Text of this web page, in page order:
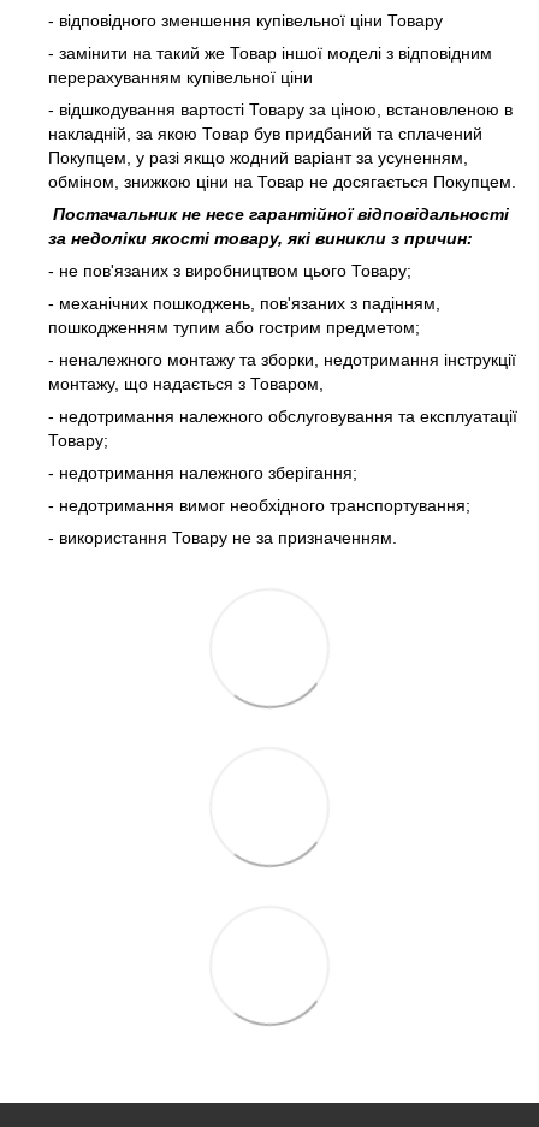
- відповідного зменшення купівельної ціни Товару
- замінити на такий же Товар іншої моделі з відповідним
перерахуванням купівельної ціни
- відшкодування вартості Товару за ціною, встановленою в
накладній, за якою Товар був придбаний та сплачений
Покупцем, у разі якщо жодний варіант за усуненням,
обміном, знижкою ціни на Товар не досягається Покупцем.
Постачальник не несе гарантійної відповідальності
за недоліки якості товару, які виникли з причин:
- не пов'язаних з виробництвом цього Товару;
- механічних пошкоджень, пов'язаних з падінням,
пошкодженням тупим або гострим предметом;
- неналежного монтажу та зборки, недотримання інструкції
монтажу, що надається з Товаром,
- недотримання належного обслуговування та експлуатації
Товару;
- недотримання належного зберігання;
- недотримання вимог необхідного транспортування;
- використання Товару не за призначенням.